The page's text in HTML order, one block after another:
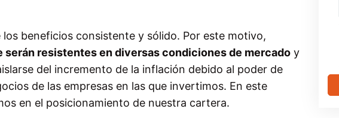
beneficios consistente y sólido. Por este motivo,
resistentes en diversas condiciones de mercado y
del incremento de la inflación debido al poder de
de las empresas en las que invertimos. En este
en el posicionamiento de nuestra cartera.